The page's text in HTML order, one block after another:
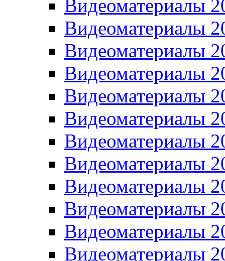
Видеоматериалы
Видеоматериалы
Видеоматериалы
Видеоматериалы
Видеоматериалы
Видеоматериалы
Видеоматериалы
Видеоматериалы
Видеоматериалы
Видеоматериалы
Видеоматериалы
Видеоматериалы